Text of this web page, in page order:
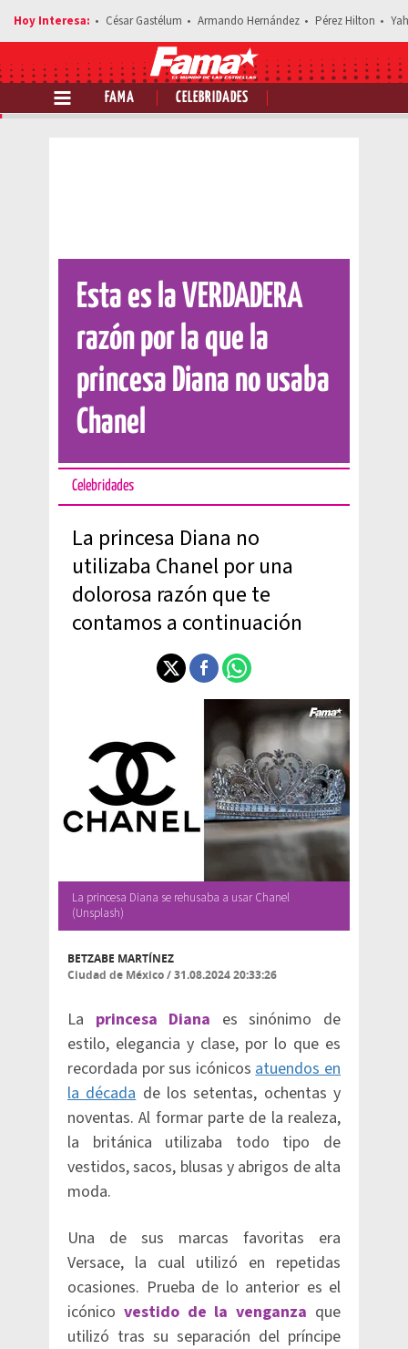
César Gastélum Armando Hernández Pérez Hilton
FAMA CELEBRIDADES
Comparte esta noticia
Esta es la VERDADERA
razón por la que la
princesa Diana no usaba
Chanel
Celebridades
La princesa Diana no
utilizaba Chanel por una
dolorosa razón que te
contamos a continuación
La princesa Diana se rehusaba a usar Chanel
(Unsplash)
BETZABE MARTÍNEZ
Ciudad de México/31.08.2024 20:33:26
La princesa Diana es sinónimo de
estilo, elegancia y clase, por lo que es
recordada por sus icónicosatuendos en
la décadade los setentas, ochentas y
noventas. Al formar parte de la realeza,
la británica utilizaba todo tipo de
vestidos, sacos, blusas y abrigos de alta
moda.
Una de sus marcas favoritas era
Versace, la cual utilizó en repetidas
ocasiones. Prueba de lo anterior es el
icónico vestido de la venganza que
utilizó tras su separación del príncipe